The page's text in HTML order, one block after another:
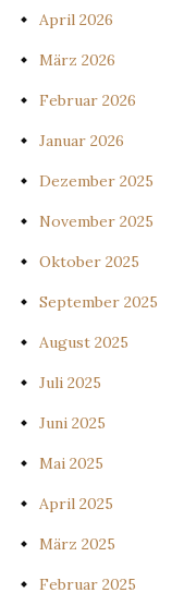
April 2026
März 2026
Februar 2026
Januar 2026
Dezember 2025
November 2025
Oktober 2025
September 2025
August 2025
Juli 2025
Juni 2025
Mai 2025
April 2025
März 2025
Februar 2025